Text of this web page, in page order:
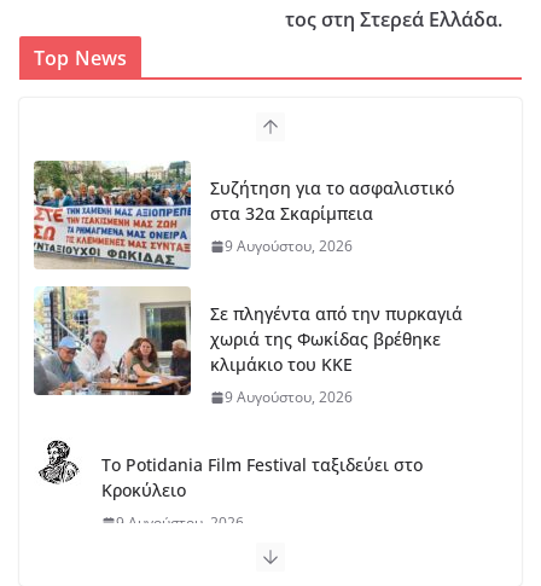
τος στη Στερεά Ελλάδα.
Top News
Συζήτηση για το ασφαλιστικό
στα 32α Σκαρίμπεια
9 Αυγούστου, 2026
Σε πληγέντα από την πυρκαγιά
χωριά της Φωκίδας βρέθηκε
κλιμάκιο του ΚΚΕ
9 Αυγούστου, 2026
Το Potidania Film Festival ταξιδεύει στο
Κροκύλειο
9 Αυγούστου, 2026